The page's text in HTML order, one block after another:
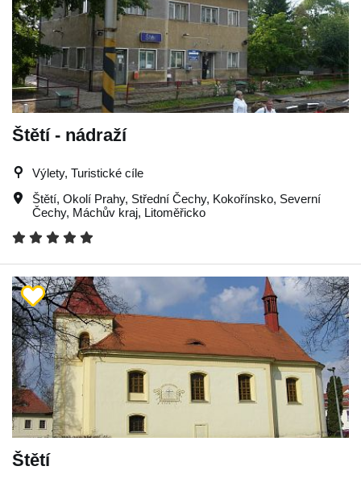
Štětí - nádraží
Výlety, Turistické cíle
Štětí, Okolí Prahy, Střední Čechy, Kokořínsko, Severní
Čechy, Máchův kraj, Litoměřicko
Štětí